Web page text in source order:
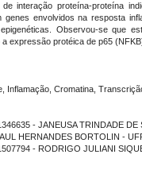
interação proteína-proteína
genes envolvidos na resposta
Observou-se que
expressão protéica de p65
Inflamação, Cromatina,
- JANEUSA TRINDADE DE
HERNANDES BORTOLIN -
- RODRIGO JULIANI